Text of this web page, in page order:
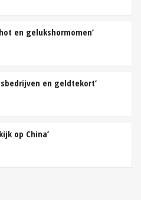
en gelukshormomen’
en geldtekort’
op China’